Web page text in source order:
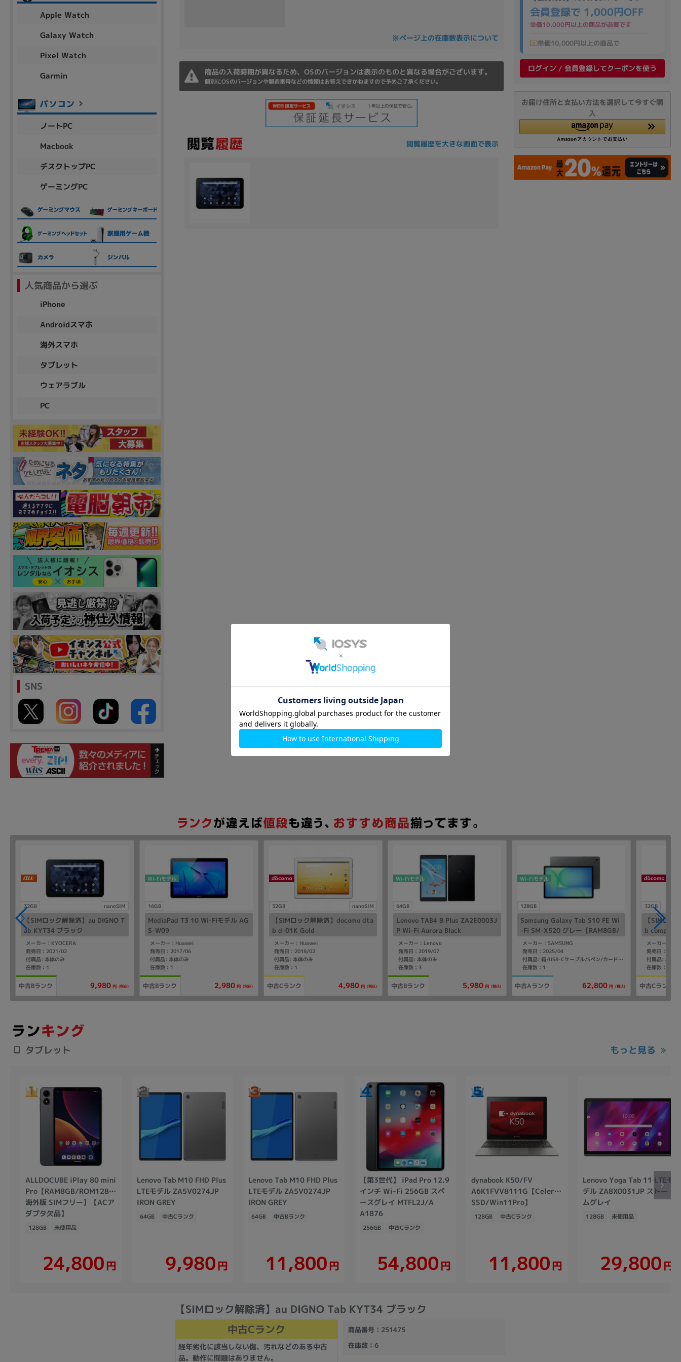
会員登録で 1,000円OFF
単価10,000円以上の商品が必要です
単価10,000円以上の商品で
ログイン / 会員登録してクーポンを使う
お届け住所と支払い方法を選択して今すぐ購
入
※ページ上の在庫数表示について
商品の入荷時期が異なるため、OSのバージョンは表示のものと異なる場合がございます。
個別にOSのバージョンや製造番号などの情報はお答えできかねますので予めご了承ください。
閲覧履歴を大きな画面で表示
Apple Watch
Galaxy Watch
Pixel Watch
Garmin
ノートPC
Macbook
デスクトップPC
ゲーミングPC
人気商品から選ぶ
iPhone
Androidスマホ
海外スマホ
タブレット
ウェアラブル
PC
SNS
32GB nanoSIM
【SIMロック解除済】au DIGNO T
ab KYT34 ブラック
メーカー：KYOCERA
発売日：2021/02
付属品: 本体のみ
在庫数：1
中古Bランク 9,980 円 (税込)
16GB
Wi-Fiモデル
MediaPad T3 10 Wi-Fiモデル AG
S-W09
メーカー：Huawei
発売日：2017/06
付属品: 本体のみ
在庫数：1
中古Bランク 2,980 円 (税込)
32GB nanoSIM
【SIMロック解除済】docomo dta
b d-01K Gold
メーカー：Huawei
発売日：2018/02
付属品: 本体のみ
在庫数：1
中古Cランク 4,980 円 (税込)
64GB
Wi-Fiモデル
Lenovo TAB4 8 Plus ZA2E0003J
P Wi-Fi Aurora Black
メーカー：Lenovo
発売日：2019/07
付属品: 本体のみ
在庫数：3
中古Bランク 5,980 円 (税込)
128GB
Wi-Fiモデル
Samsung Galaxy Tab S10 FE Wi
-Fi SM-X520 グレー【RAM8GB/
ROM128GB 国内版】
メーカー：SAMSUNG
発売日：2025/04
付属品: 箱/USB-Cケーブル/Sペン/カードスロットピン/マニュアル
在庫数：1
中古Aランク 62,800 円 (税込)
32GB
【SIMロ
b compact
メーカー：
発売日：
付属品: 本体
在庫数：1
中古Cランク
タブレット もっと見る
ALLDOCUBE iPlay 80 mini
Pro【RAM8GB/ROM128GB/
海外版 SIMフリー】【ACア
ダプタ欠品】
128GB 未使用品
24,800円
Lenovo Tab M10 FHD Plus
LTEモデル ZA5V0274JP
IRON GREY
64GB 中古Cランク
9,980円
Lenovo Tab M10 FHD Plus
LTEモデル ZA5V0274JP
IRON GREY
64GB 中古Bランク
11,800円
【第3世代】 iPad Pro 12.9
インチ Wi-Fi 256GB スペ
ースグレイ MTFL2J/A
A1876
256GB 中古Cランク
54,800円
dynabook K50/FV
A6K1FVV8111G【Celeron(1.1GHz)/8GB/128GB
SSD/Win11Pro】
128GB 中古Cランク
11,800円
Lenovo Yoga Tab 11 LTEモ
デル ZA8X0031JP ストー
ムグレイ
128GB 未使用品
29,800円
【SIMロック解除済】au DIGNO Tab KYT34 ブラック
中古Cランク
経年劣化に該当しない傷、汚れなどのある中古
品。動作に問題はありません。
商品番号：251475
在庫数：6
ChromeOS その他
メモリ
~
容量
~
モニタサイズ
円 ～
各項目のチェックボックスは「or検索」となります。